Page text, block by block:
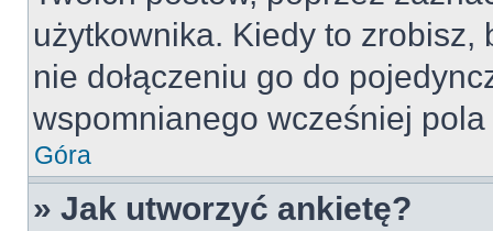
użytkownika. Kiedy to zrobisz,
nie dołączeniu go do
wspomnianego wcześniej
Góra
» Jak utworzyć ankietę?